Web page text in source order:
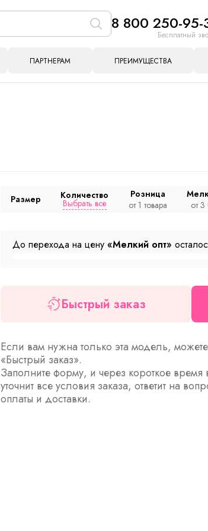
8 800 250-95-
Бесплатный
ПАРТНЕРАМ ПРЕИМУЩЕСТВА
Размер Количество
Выбрать все
Розница
от 1 товара
от
До перехода на цену «Мелкий опт»
Быстрый заказ
Если вам нужна только эта модель,
«Быстрый заказ».
Заполните форму, и через короткое
уточнит все условия заказа, ответит на
оплаты и доставки.